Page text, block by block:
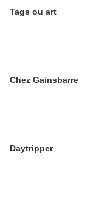
Tags ou art
Chez Gainsbarre
Daytripper